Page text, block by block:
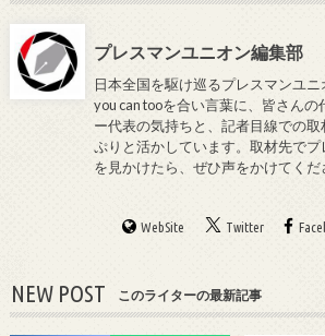
プレスマンユニオン編集部
日本全国を駆け巡るプレスマンユ
you can tooを合い言葉に、皆さん
ー代表の気持ちと、記者目線での
ぷりと活かしています。取材先で
を見かけたら、ぜひ声をかけてく
WebSite Twitter
NEW POST このライターの最新記事